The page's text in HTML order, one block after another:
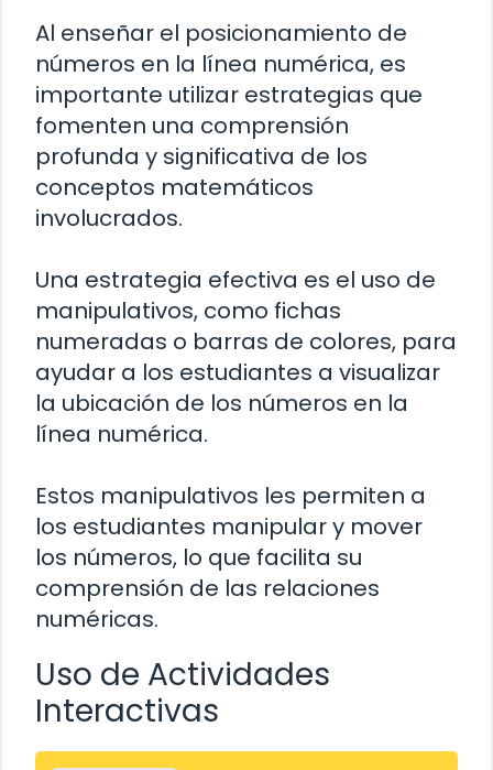
Al enseñar el posicionamiento de
números en la línea numérica, es
importante utilizar estrategias que
fomenten una comprensión
profunda y significativa de los
conceptos matemáticos
involucrados.
Una estrategia efectiva es el uso de
manipulativos, como fichas
numeradas o barras de colores, para
ayudar a los estudiantes a visualizar
la ubicación de los números en la
línea numérica.
Estos manipulativos les permiten a
los estudiantes manipular y mover
los números, lo que facilita su
comprensión de las relaciones
numéricas.
Uso de Actividades
Interactivas